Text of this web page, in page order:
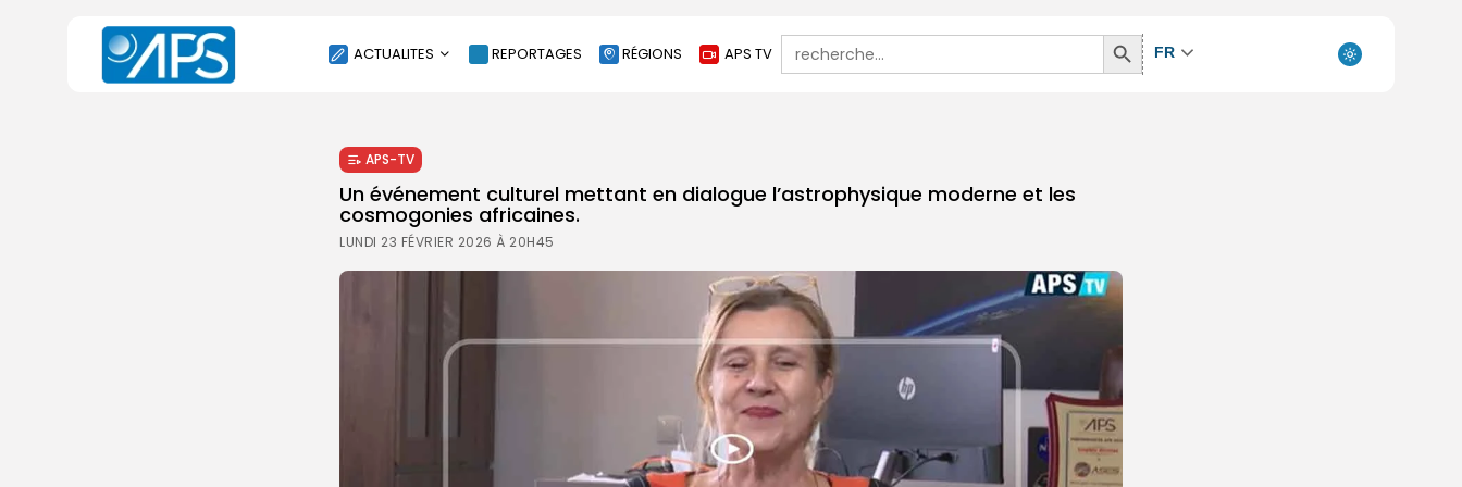
ACTUALITES
SOCIÉTÉ
ÉCONOMIE
CULTURE
REPORTAGES RÉGIONS APS TV
Search
for:
Search
Button
FR
APS-TV
Un événement culturel mettant en dialogue l’astrophysique moderne et les
cosmogonies africaines.
LUNDI 23 FÉVRIER 2026 À 20H45